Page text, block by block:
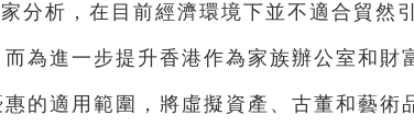
分析，在目前經濟環境下並不適合貿然
為進一步提升香港作為家族辦公室和財
的適用範圍，將虛擬資產、古董和藝術